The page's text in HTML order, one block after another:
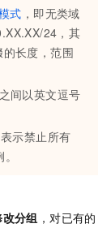
式 ，即无类域
24，其
长度，范围
间以英文逗号
表示禁止所有
改分组 ，对已有的